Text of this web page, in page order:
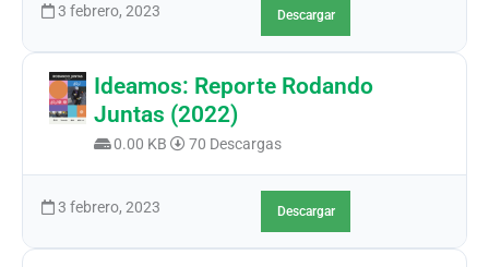
3 febrero, 2023 Descargar
Ideamos: Reporte Rodando
Juntas (2022)
0.00 KB 70 Descargas
3 febrero, 2023 Descargar